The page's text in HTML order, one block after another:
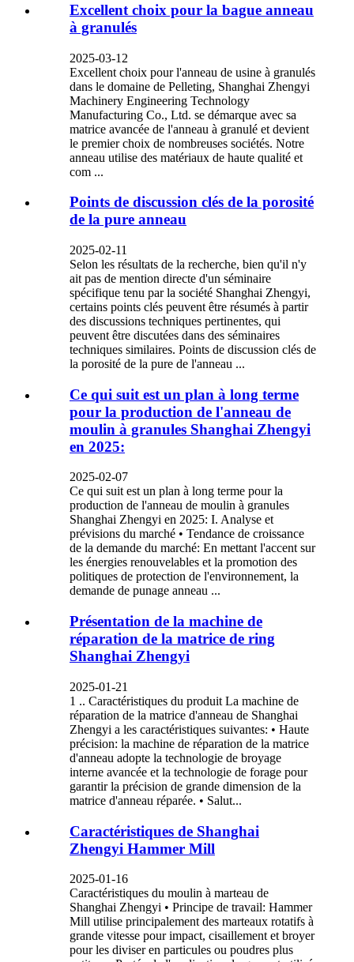
Excellent choix pour la bague anneau
à granulés
2025-03-12
Excellent choix pour l'anneau de usine à granulés
dans le domaine de Pelleting, Shanghai Zhengyi
Machinery Engineering Technology
Manufacturing Co., Ltd. se démarque avec sa
matrice avancée de l'anneau à granulé et devient
le premier choix de nombreuses sociétés. Notre
anneau utilise des matériaux de haute qualité et
com ...
Points de discussion clés de la porosité
de la pure anneau
2025-02-11
Selon les résultats de la recherche, bien qu'il n'y
ait pas de mention directe d'un séminaire
spécifique tenu par la société Shanghai Zhengyi,
certains points clés peuvent être résumés à partir
des discussions techniques pertinentes, qui
peuvent être discutées dans des séminaires
techniques similaires. Points de discussion clés de
la porosité de la pure de l'anneau ...
Ce qui suit est un plan à long terme
pour la production de l'anneau de
moulin à granules Shanghai Zhengyi
en 2025:
2025-02-07
Ce qui suit est un plan à long terme pour la
production de l'anneau de moulin à granules
Shanghai Zhengyi en 2025: I. Analyse et
prévisions du marché • Tendance de croissance
de la demande du marché: En mettant l'accent sur
les énergies renouvelables et la promotion des
politiques de protection de l'environnement, la
demande de punage anneau ...
Présentation de la machine de
réparation de la matrice de ring
Shanghai Zhengyi
2025-01-21
1 .. Caractéristiques du produit La machine de
réparation de la matrice d'anneau de Shanghai
Zhengyi a les caractéristiques suivantes: • Haute
précision: la machine de réparation de la matrice
d'anneau adopte la technologie de broyage
interne avancée et la technologie de forage pour
garantir la précision de grande dimension de la
matrice d'anneau réparée. • Salut...
Caractéristiques de Shanghai
Zhengyi Hammer Mill
2025-01-16
Caractéristiques du moulin à marteau de
Shanghai Zhengyi • Principe de travail: Hammer
Mill utilise principalement des marteaux rotatifs à
grande vitesse pour impact, cisaillement et broyer
pour les diviser en particules ou poudres plus